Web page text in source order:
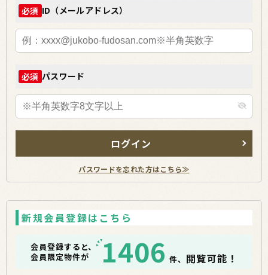
必須 ID（メールアドレス）
必須 パスワード
ログイン
パスワードを忘れた方はこちら≫
新規会員登録はこちら
会員登録すると、
会員限定物件が
1406 件、 閲覧可能！